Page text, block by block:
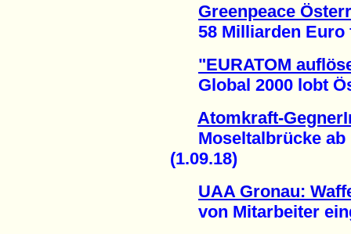
Greenpeace
58 Milliarden Euro
"EURATOM
Global 2000 lobt
Atomkraft-
Moseltalbrücke ab
(1.09.18)
UAA Gronau:
von Mitarbeiter